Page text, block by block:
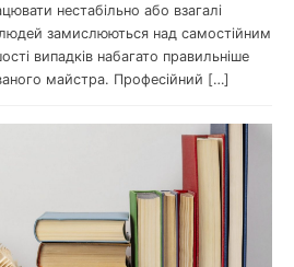
нестабільно або взагалі
замислюються над самостійним
випадків набагато правильніше
майстра. Професійний […]